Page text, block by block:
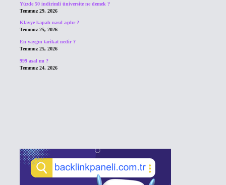
Yüzde 50 indirimli üniversite ne demek ?
Temmuz 29, 2026
Klavye kapalı nasıl açılır ?
Temmuz 25, 2026
En yaygın tarikat nedir ?
Temmuz 25, 2026
999 asal mı ?
Temmuz 24, 2026